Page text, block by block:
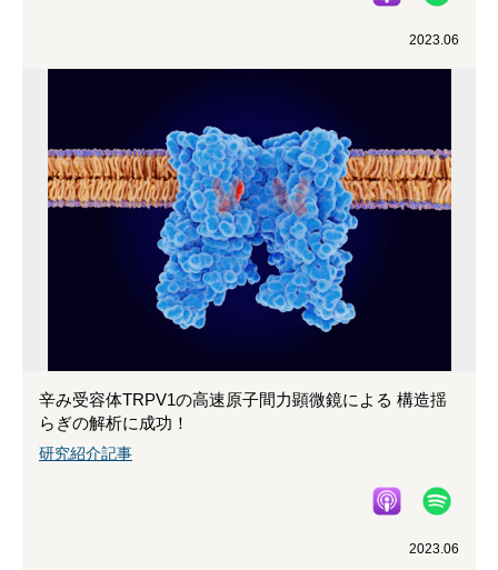
2023.06
辛み受容体TRPV1の高速原子間力顕微鏡による 構造揺
らぎの解析に成功！
研究紹介記事
2023.06